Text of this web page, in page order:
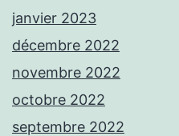
janvier 2023
décembre 2022
novembre 2022
octobre 2022
septembre 2022